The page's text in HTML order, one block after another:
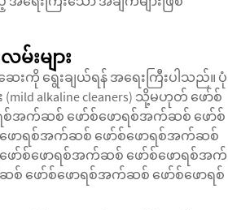
းများ
ကို ရွေးချယ်ရန် အရေးကြီးပါသည်။ ပုံ
alkaline cleaners) သို့မဟုတ် ဖော်စ်
ရစ်အက်ဆစ် ဖော်စ်ဖောရစ်အက်ဆစ် ဖော်စ်
ောရစ်အက်ဆစ် ဖော်စ်ဖောရစ်အက်ဆစ်
ာ်စ်ဖောရစ်အက်ဆစ် ဖော်စ်ဖောရစ်အက်
ဖော်စ်ဖောရစ်အက်ဆစ် ဖော်စ်ဖောရစ်